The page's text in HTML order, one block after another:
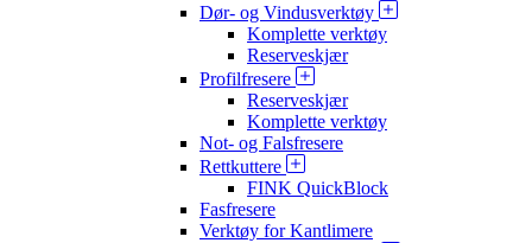
Dør- og Vindusverktøy
Komplette verktøy
Reserveskjær
Profilfresere
Reserveskjær
Komplette verktøy
Not- og Falsfresere
Rettkuttere
FINK QuickBlock
Fasfresere
Verktøy for Kantlimere